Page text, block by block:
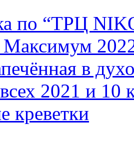
по “ТРЦ
в
2021 и 10
креветки